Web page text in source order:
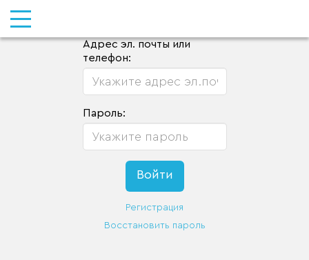
Адрес эл. почты или
телефон:
Пароль:
Регистрация
Восстановить пароль